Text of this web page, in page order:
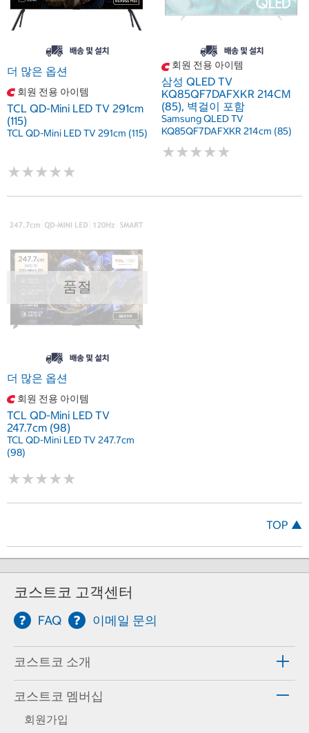
더 많은 옵션
회원 전용 아이템
TCL QD-Mini LED TV 291cm
(115)
TCL QD-Mini LED TV 291cm (115)
★★★★★
★★★★★
회원 전용 아이템
삼성 QLED TV
KQ85QF7DAFXKR 214CM
(85), 벽걸이 포함
Samsung QLED TV
KQ85QF7DAFXKR 214cm (85)
★★★★★
★★★★★
품절
더 많은 옵션
회원 전용 아이템
TCL QD-Mini LED TV
247.7cm (98)
TCL QD-Mini LED TV 247.7cm
(98)
★★★★★
★★★★★
TOP ▲
코스트코 고객센터
FAQ 이메일 문의
코스트코 소개
코스트코 멤버십
회원가입